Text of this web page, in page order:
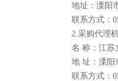
地址：溧阳
联系方式：
2.采购代理
名 称：江苏
地 址：溧阳
联系方式：